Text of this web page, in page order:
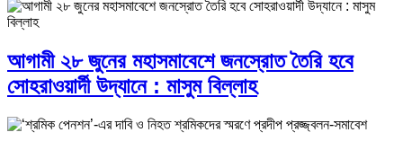
আগামী ২৮ জুনের মহাসমাবেশে জনস্রোত তৈরি হবে
সোহরাওয়ার্দী উদ্যানে : মাসুম বিল্লাহ